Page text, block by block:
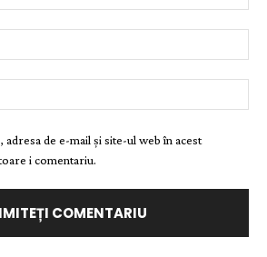
adresa de e-mail și site-ul web în acest
i comentariu.